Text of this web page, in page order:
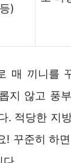
)
매 끼니를
지 않고 풍
. 적당한 지
! 꾸준히 하